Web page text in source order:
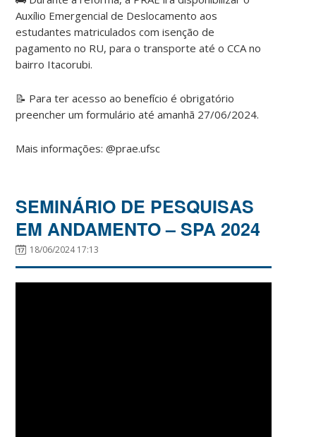
Auxílio Emergencial de Deslocamento aos
estudantes matriculados com isenção de
pagamento no RU, para o transporte até o CCA no
bairro Itacorubi.
📝 Para ter acesso ao benefício é obrigatório
preencher um formulário até amanhã 27/06/2024.
Mais informações: @prae.ufsc
SEMINÁRIO DE PESQUISAS
EM ANDAMENTO – SPA 2024
18/06/2024 17:13